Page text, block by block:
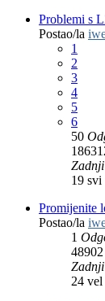
Problemi s
Postao/la
1
2
3
4
5
6
50
19 svi
Promijenite
Postao/la
1
48902
24